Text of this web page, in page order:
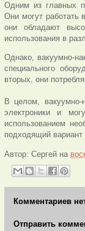
Одним из главных
Они могут работать
они обладают
использования в
Однако, вакуумно-
специального
вторых, они
В целом, вакуумно-
электроники и
использованием
подходящий вариант
Автор: Сергей на
Комментариев
Отправить